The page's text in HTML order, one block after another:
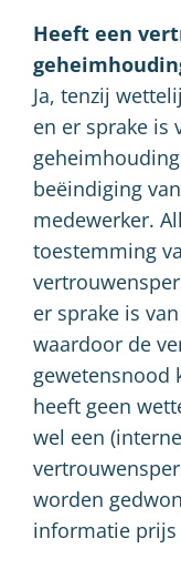
Heeft een
Ja, tenzij
en er sprake is
beëindiging
medewerker.
toestemming
er sprake is
waardoor de
gewetensnood
heeft geen
wel een
worden
informatie prijs